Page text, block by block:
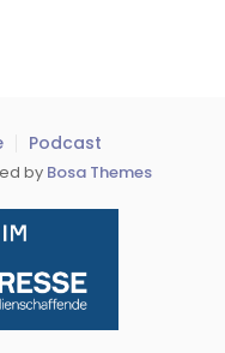
Podcast
by Bosa Themes